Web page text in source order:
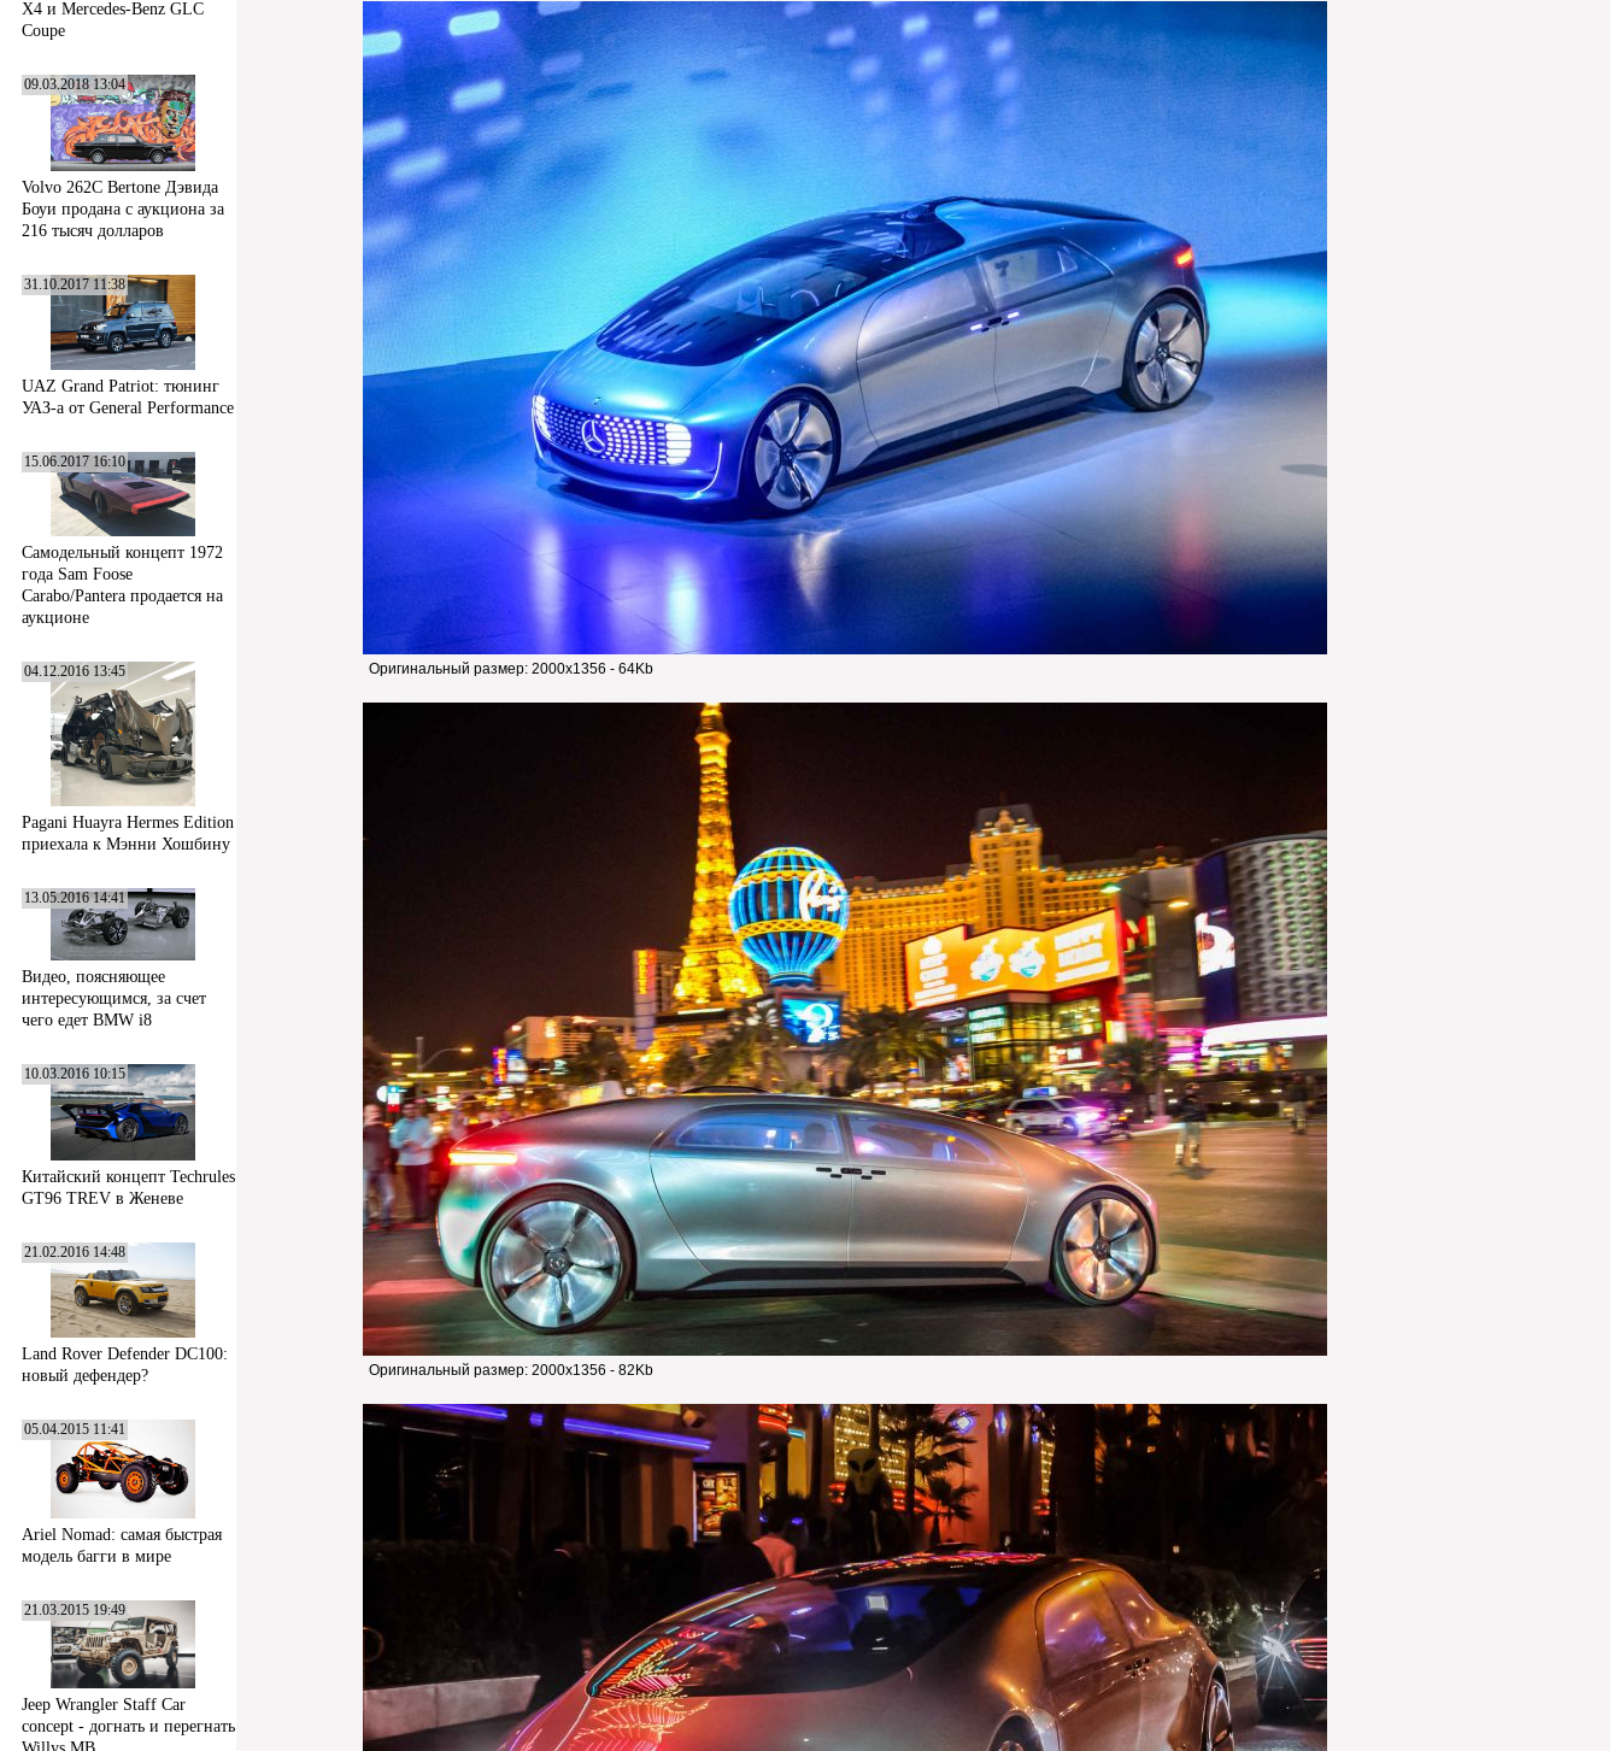
X4 и Mercedes-Benz GLC
Coupe
09.03.2018 13:04
Volvo 262C Bertone Дэвида
Боуи продана с аукциона за
216 тысяч долларов
31.10.2017 11:38
UAZ Grand Patriot: тюнинг
УАЗ-а от General Performance
15.06.2017 16:10
Самодельный концепт 1972
года Sam Foose
Carabo/Pantera продается на
аукционе
04.12.2016 13:45
Pagani Huayra Hermes Edition
приехала к Мэнни Хошбину
13.05.2016 14:41
Видео, поясняющее
интересующимся, за счет
чего едет BMW i8
10.03.2016 10:15
Китайский концепт Techrules
GT96 TREV в Женеве
21.02.2016 14:48
Land Rover Defender DC100:
новый дефендер?
05.04.2015 11:41
Ariel Nomad: самая быстрая
модель багги в мире
21.03.2015 19:49
Jeep Wrangler Staff Car
concept - догнать и перегнать
Оригинальный размер: 2000x1356 - 64Kb
Оригинальный размер: 2000x1356 - 82Kb